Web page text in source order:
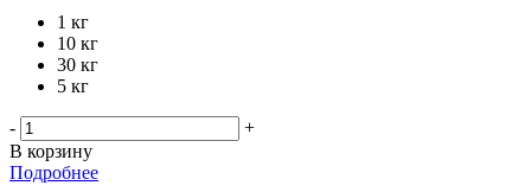
1 кг
10 кг
30 кг
5 кг
-
+
В корзину
Подробнее